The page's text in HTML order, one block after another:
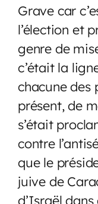
Grave car
l’élection et
genre de
c’était la
chacune des
présent, de
s’était
contre
que le
juive de
d’Israël